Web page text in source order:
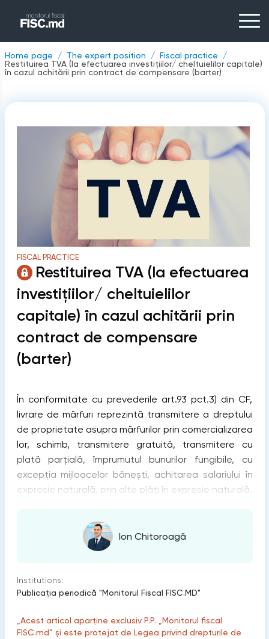
Home page The expert position
Fiscal practice
Restituirea TVA (la efectuarea investițiilor/ cheltuielilor capitale)
în cazul achitării prin contract de compensare (barter)
FISCAL PRACTICE
Restituirea TVA (la efectuarea
investițiilor/ cheltuielilor
capitale) în cazul achitării prin
contract de compensare
(barter)
În conformitate cu prevederile art.93 pct.3) din CF,
livrare de mărfuri reprezintă transmitere a dreptului
de proprietate asupra mărfurilor prin comercializarea
lor, schimb, transmitere gratuită, transmitere cu
plată parțială, împrumutul bunurilor fungibile, cu
excepția mijloacelor bănești, achitarea salariului în
expresie naturală, prin alte plăți în expresie naturală.
Ion Chitoroagă
Institutions:
Publicaţia periodică "Monitorul Fiscal FISC.MD"
„Acest articol aparține exclusiv P.P. „Monitorul fiscal
FISC.md” și este protejat de Legea privind drepturile de